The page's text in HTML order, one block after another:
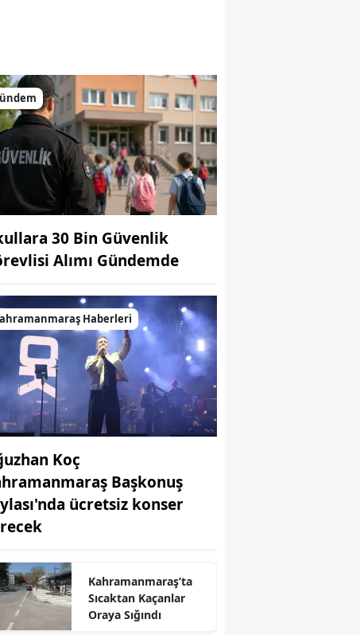
30 Bin Güvenlik
Alımı Gündemde
Haberleri
Koç
Başkonuş
ücretsiz konser
Kahramanmaraş’ta
Sıcaktan Kaçanlar
Oraya Sığındı